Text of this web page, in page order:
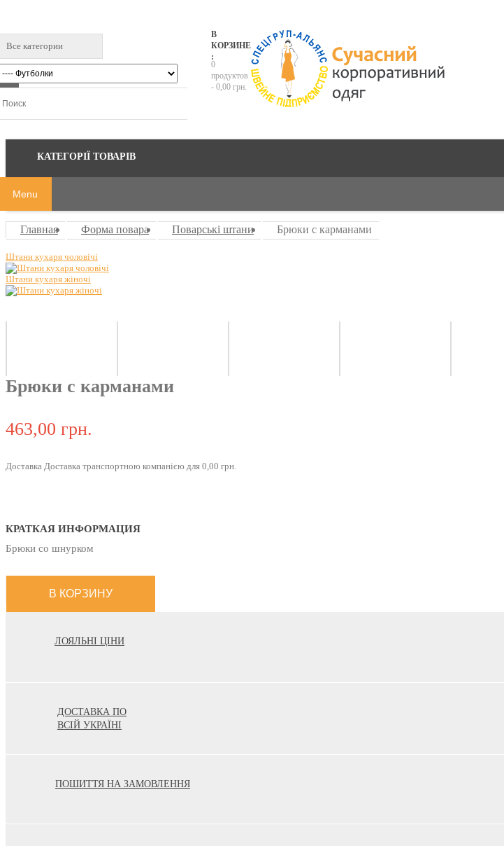
Все категории
В
КОРЗИНЕ
:
0
продуктов
- 0,00 грн.
КАТЕГОРІЇ ТОВАРІВ
Menu
Главная Форма повара Поварські штани Брюки с карманами
Штани кухаря чоловічі
Штани кухаря жіночі
Брюки с карманами
463,00 грн.
Доставка Доставка транспортною компанією для 0,00 грн.
КРАТКАЯ ИНФОРМАЦИЯ
Брюки со шнурком
ЛОЯЛЬНІ ЦІНИ
ДОСТАВКА ПО
ВСІЙ УКРАЇНІ
ПОШИТТЯ НА ЗАМОВЛЕННЯ